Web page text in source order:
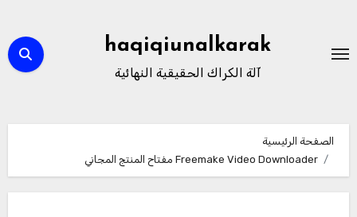
المحتوى
haqiqiunalkarak
آلة الكراك الحقيقية النهائية
الصفحة الرئيسية
Freemake Video Downloader مفتاح المنتج المجاني